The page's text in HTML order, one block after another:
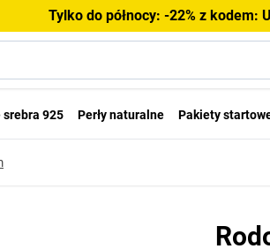
Tylko do północy: -22% z kodem:
srebra 925 Perły naturalne Pakiety